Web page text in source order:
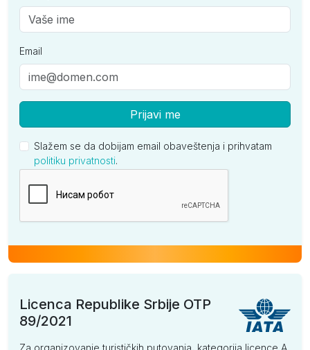
Email
Prijavi me
Slažem se da dobijam email obaveštenja i prihvatam
politiku privatnosti.
Licenca Republike Srbije OTP
89/2021
Za organizovanje turističkih putovanja, kategorija licence A.